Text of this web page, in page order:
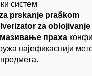
систем
prskanje praškom
za
праха
најефикаснији